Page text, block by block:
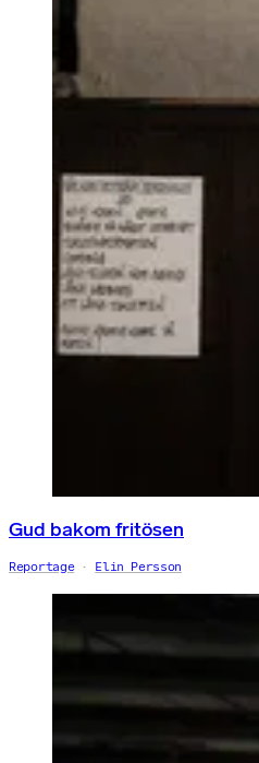
Gud bakom fritösen
Reportage Elin Persson